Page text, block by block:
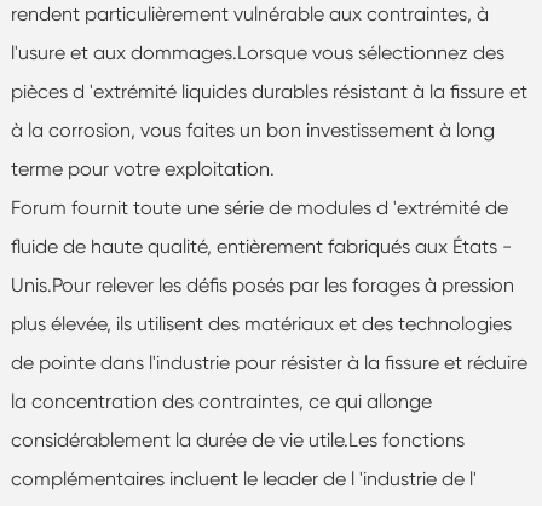
rendent particulièrement vulnérable aux contraintes, à
l'usure et aux dommages.Lorsque vous sélectionnez des
pièces d 'extrémité liquides durables résistant à la fissure et
à la corrosion, vous faites un bon investissement à long
terme pour votre exploitation.
Forum fournit toute une série de modules d 'extrémité de
fluide de haute qualité, entièrement fabriqués aux États -
Unis.Pour relever les défis posés par les forages à pression
plus élevée, ils utilisent des matériaux et des technologies
de pointe dans l'industrie pour résister à la fissure et réduire
la concentration des contraintes, ce qui allonge
considérablement la durée de vie utile.Les fonctions
complémentaires incluent le leader de l 'industrie de l'